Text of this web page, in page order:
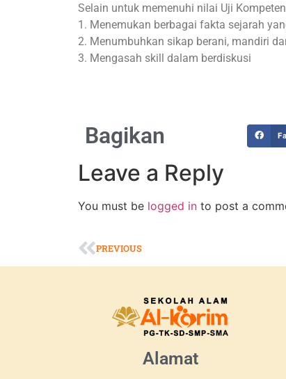
Selain untuk memenuhi nilai Uji
1. Menemukan berbagai fakta sejarah
2. Menumbuhkan sikap berani, mandiri
3. Mengasah skill dalam berdiskusi
Bagikan
Leave a Reply
You must be logged in to post a
PREVIOUS
Alamat